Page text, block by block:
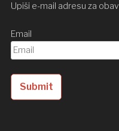
Upiši e-mail adresu za
Email